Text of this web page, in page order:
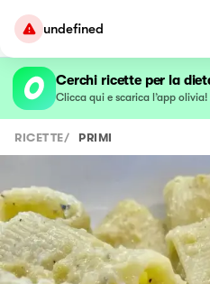
undefined
Cerchi ricette per la
Clicca qui e scarica l’app olivia!
RICETTE/ PRIMI